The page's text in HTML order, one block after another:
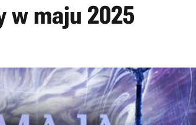
w maju 2025